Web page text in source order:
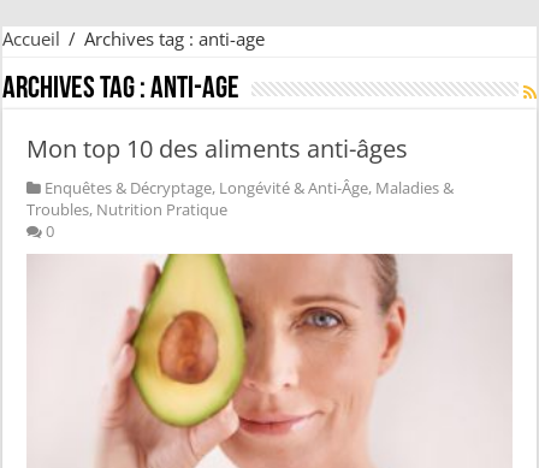
Accueil / Archives tag : anti-age
Archives tag :anti-age
Mon top 10 des aliments anti-âges
Enquêtes & Décryptage, Longévité & Anti-Âge, Maladies &
Troubles, Nutrition Pratique
0